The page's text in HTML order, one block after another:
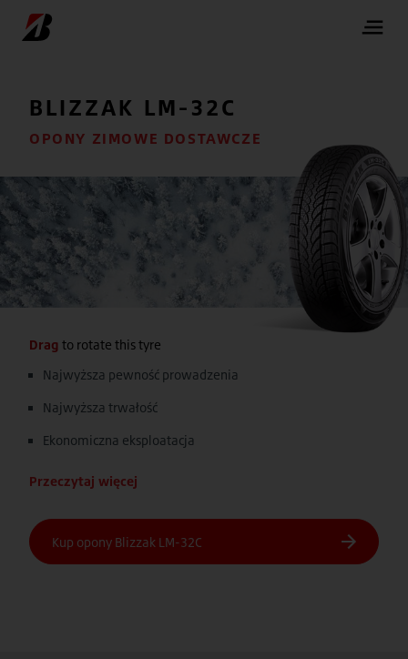
BLIZZAK LM-32C
OPONY ZIMOWE DOSTAWCZE
Drag to rotate this tyre
Najwyższa pewność prowadzenia
Najwyższa trwałość
Ekonomiczna eksploatacja
Przeczytaj więcej